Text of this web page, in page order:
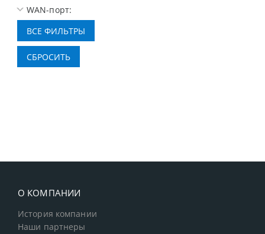
WAN-порт:
О КОМПАНИИ
История компании
Наши партнеры